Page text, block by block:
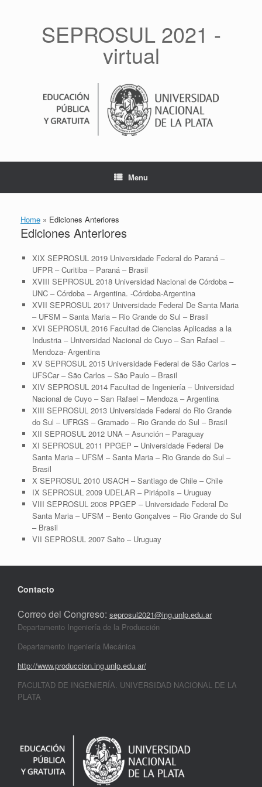
SEPROSUL 2021 -
virtual
Menu
Home » Ediciones Anteriores
Ediciones Anteriores
XIX SEPROSUL 2019 Universidade Federal do Paraná –
UFPR – Curitiba – Paraná – Brasil
XVIII SEPROSUL 2018 Universidad Nacional de Córdoba –
UNC – Córdoba – Argentina. -Córdoba-Argentina
XVII SEPROSUL 2017 Universidade Federal De Santa Maria
– UFSM – Santa Maria – Rio Grande do Sul – Brasil
XVI SEPROSUL 2016 Facultad de Ciencias Aplicadas a la
Industria – Universidad Nacional de Cuyo – San Rafael –
Mendoza- Argentina
XV SEPROSUL 2015 Universidade Federal de São Carlos –
UFSCar – São Carlos – São Paulo – Brasil
XIV SEPROSUL 2014 Facultad de Ingeniería – Universidad
Nacional de Cuyo – San Rafael – Mendoza – Argentina
XIII SEPROSUL 2013 Universidade Federal do Rio Grande
do Sul – UFRGS – Gramado – Rio Grande do Sul – Brasil
XII SEPROSUL 2012 UNA – Asunción – Paraguay
XI SEPROSUL 2011 PPGEP – Universidade Federal De
Santa Maria – UFSM – Santa Maria – Rio Grande do Sul –
Brasil
X SEPROSUL 2010 USACH – Santiago de Chile – Chile
IX SEPROSUL 2009 UDELAR – Piriápolis – Uruguay
VIII SEPROSUL 2008 PPGEP – Universidade Federal De
Santa Maria – UFSM – Bento Gonçalves – Rio Grande do Sul
– Brasil
VII SEPROSUL 2007 Salto – Uruguay
Contacto
Correo del Congreso: seprosul2021@ing.unlp.edu.ar
Departamento Ingeniería de la Producción
Departamento Ingeniería Mecánica
http://www.produccion.ing.unlp.edu.ar/
FACULTAD DE INGENIERÍA. UNIVERSIDAD NACIONAL DE LA
PLATA